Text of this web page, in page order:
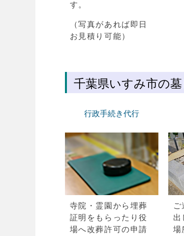
す。
（写真があれば即日
お見積り可能）
千葉県いすみ市の
行政手続き代行
寺院・霊園から埋葬
証明をもらったり役
場へ改葬許可の申請
ご
出
場